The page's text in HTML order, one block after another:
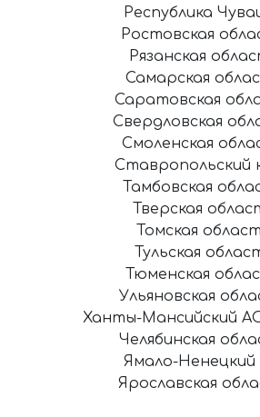
Республика
Ростовская
Рязанская
Самарская
Саратовская
Свердловская
Смоленская
Ставропольский
Тамбовская
Тверская
Томская
Тульская
Тюменская
Ульяновская
Ханты-Мансийский
Челябинская
Ямало-
Ярославская